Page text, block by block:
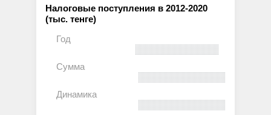
Налоговые поступления в 2012-2020
(тыс. тенге)